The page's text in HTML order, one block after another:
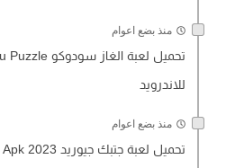
منذ بضع اعوام
للاندرويد
منذ بضع اعوام